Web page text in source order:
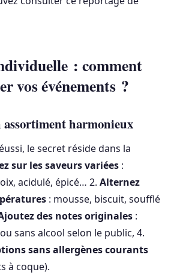
: comment
vos événements ?
harmonieux
le secret réside dans la
sur les saveurs variées :
acidulé, épicé… 2. Alternez
: mousse, biscuit, soufflé
des notes originales :
sans alcool selon le public, 4.
sans allergènes courants
à coque).